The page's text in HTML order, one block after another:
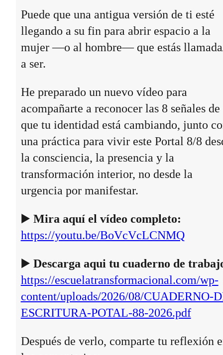
Puede que una antigua versión de ti esté
llegando a su fin para abrir espacio a la
mujer —o al hombre— que estás
a ser.
He preparado un nuevo vídeo para
acompañarte a reconocer las 8 señales de
que tu identidad está cambiando, junto
una práctica para vivir este Portal 8/8
la consciencia, la presencia y la
transformación interior, no desde la
urgencia por manifestar.
▶️ Mira aquí el vídeo completo:
https://youtu.be/BoVcVcLCNMQ
▶️ Descarga aqui tu cuaderno de
https://escuelatransformacional.com/wp-
content/uploads/2026/08/CUADERNO-
ESCRITURA-POTAL-88-2026.pdf
Después de verlo, comparte tu reflexión